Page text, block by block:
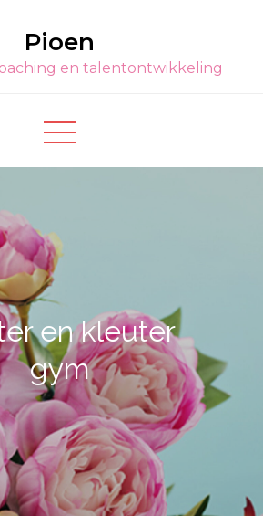
Pioen
en talentontwikkeling
en kleuter
gym